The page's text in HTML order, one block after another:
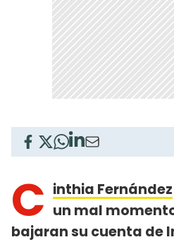
C inthia Fernández
un mal
bajaran su cuenta de